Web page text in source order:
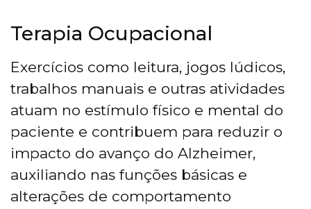
Terapia Ocupacional
Exercícios como leitura, jogos lúdicos,
trabalhos manuais e outras atividades
atuam no estímulo físico e mental do
paciente e contribuem para reduzir o
impacto do avanço do Alzheimer,
auxiliando nas funções básicas e
alterações de comportamento